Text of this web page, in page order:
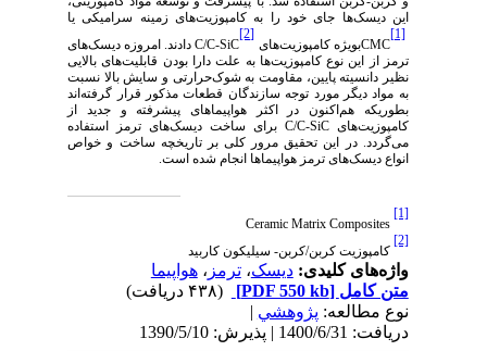
این دیسک‌ها جای خود را به کامپوزیت‌های زمینه سرامیکی یا
CMC
[1]
بویژه کامپوزیت‌های C/C-SiC
[2]
دادند. امروزه دیسک‌های
ترمز از این نوع کامپوزیت‌ها به علت دارا بودن قابلیت‌های بالایی
نظیر دانسیته پایین، مقاومت به شوک‌حرارتی و سایش بالا نسبت
به مواد دیگر مورد توجه سازندگان قطعات مذکور قرار گرفته‌اند
بطوریکه هم‌اکنون در اکثر هواپیماهای پیشرفته و جدید از
کامپوزیت‌هایC/C-SiCبرای ساخت دیسک‌های ترمز استفاده
می‌گردد. در این تحقیق مرور کلی بر تاریخچه ساخت و خواص
انواع دیسک‌های ترمز هواپیماها انجام شده است.
[1]
Ceramic Matrix Composites
[2]
کامپوزیت کربن/کربن- سیلیکون کاربید
واژه‌های کلیدی:دیسک،ترمز، هواپیما
متن کامل[PDF 550 kb]
نوع مطالعه:پژوهشي|
دریافت: 1400/6/31 | پذیرش: 1390/5/10